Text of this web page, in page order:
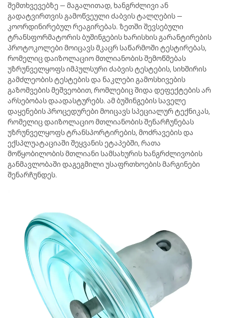
შემთხვევებზე — მაგალითად, ხანგრძლივი ან
გადატვირთვის გამოწვეული ძაბვის ტალღების —
კოორდინირებულ რეაგირებას. ზეთში შევსებული
ტრანსფორმატორის ბუშინგების ხარისხის გარანტირების
პროტოკოლები მოიცავს მკაცრ საწარმოში ტესტირებას,
რომელიც დაიზოლაციო მთლიანობის შემოწმებას
უზრუნველყოფს იმპულსური ძაბვის ტესტების, სიხშირის
გამძლეობის ტესტების და ნაკლები გამოსხივების
გაზომვების მეშვეობით, რომლებიც შიდა დეფექტების არ
არსებობას დაადასტურებს. ამ ბუშინგების საველე
დაყენების პროცედურები მოიცავს სპეციალურ ტექნიკას,
რომელიც დაიზოლაციო მთლიანობის შენარჩუნებას
უზრუნველყოფს ტრანსპორტირების, მოძრავების და
ექსპლუატაციაში შეყვანის ეტაპებში, რათა
მოწყობილობის მთლიანი სამსახურის ხანგრძლივობის
განმავლობაში დაგეგმილი უსაფრთხოების მარგინები
შენარჩუნდეს.